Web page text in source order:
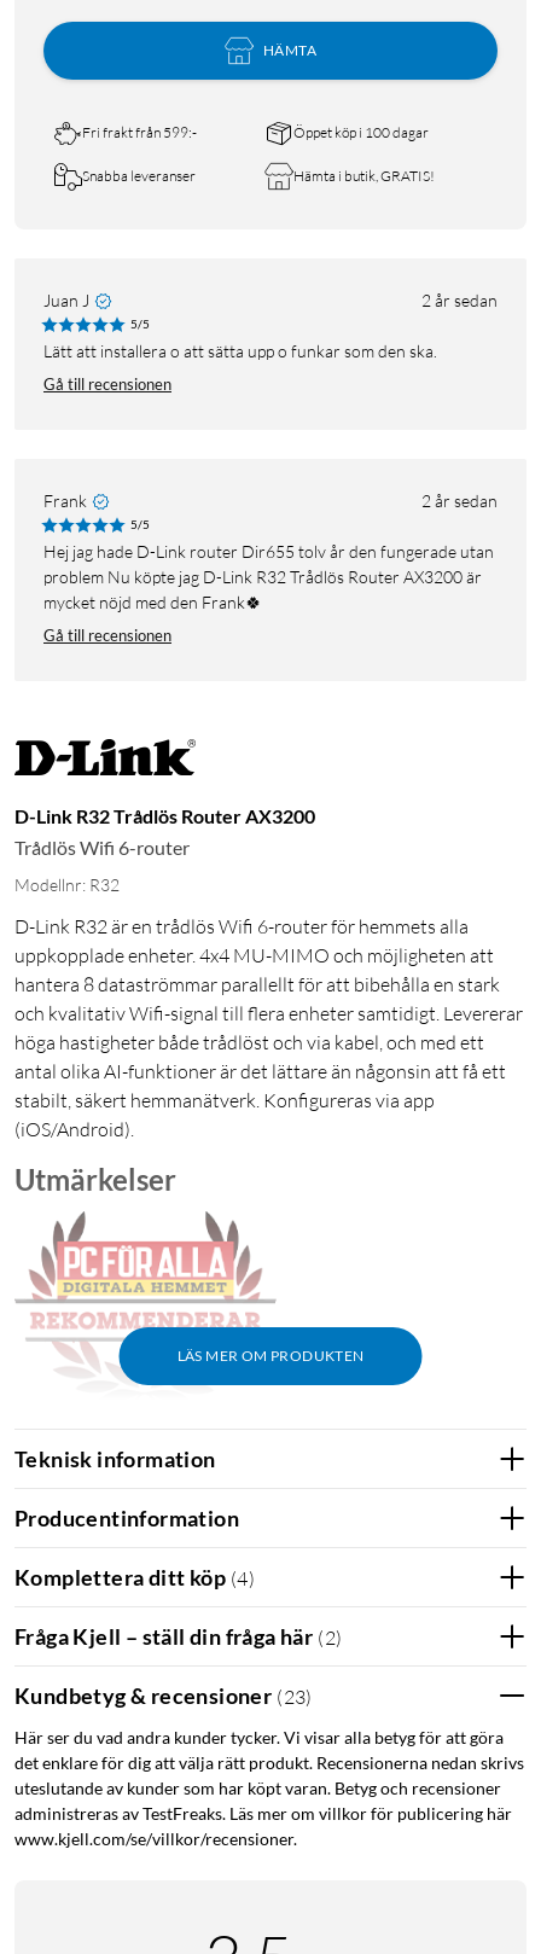
HÄMTA
Fri frakt från 599:- Öppet köp i 100 dagar
Snabba leveranser Hämta i butik, GRATIS!
Juan J 2 år sedan
5/5
Lätt att installera o att sätta upp o funkar som den ska.
Gå till recensionen
Frank 2 år sedan
5/5
Hej jag hade D-Link router Dir655 tolv år den fungerade utan
problem Nu köpte jag D-Link R32 Trådlös Router AX3200 är
mycket nöjd med den Frank🍀
Gå till recensionen
D-Link R32 Trådlös Router AX3200
Trådlös Wifi 6-router
Modellnr: R32
D-Link R32 är en trådlös Wifi 6-router för hemmets alla
uppkopplade enheter. 4x4 MU-MIMO och möjligheten att
hantera 8 dataströmmar parallellt för att bibehålla en stark
och kvalitativ Wifi-signal till flera enheter samtidigt. Levererar
höga hastigheter både trådlöst och via kabel, och med ett
antal olika AI-funktioner är det lättare än någonsin att få ett
stabilt, säkert hemmanätverk. Konfigureras via app
(iOS/Android).
LÄS MER OM PRODUKTEN
Utmärkelser
PC för alla: "Ska du bara ha stabil wifi hemma i lägenheten och inte
vill betala för mycket är D-Links nya router ett utmärkt val.”
Teknisk information
Producentinformation
Komplettera ditt köp (4)
Fråga Kjell – ställ din fråga här (2)
Kundbetyg & recensioner (23)
Här ser du vad andra kunder tycker. Vi visar alla betyg för att göra
det enklare för dig att välja rätt produkt. Recensionerna nedan skrivs
uteslutande av kunder som har köpt varan. Betyg och recensioner
administreras av TestFreaks. Läs mer om villkor för publicering här
www.kjell.com/se/villkor/recensioner.